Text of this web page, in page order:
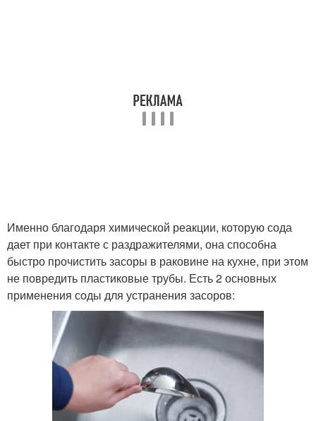
Именно благодаря химической реакции, которую сода
дает при контакте с раздражителями, она способна
быстро прочистить засоры в раковине на кухне, при этом
не повредить пластиковые трубы. Есть 2 основных
применения соды для устранения засоров: